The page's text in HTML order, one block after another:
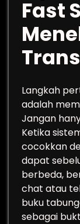
Fast
Langkah
adalah
Jangan
Ketika
cocokkan
dapat
berbeda,
chat atau
buku
sebagai